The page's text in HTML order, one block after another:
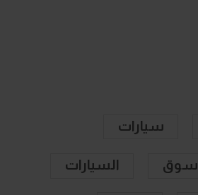
سيارات
سوق السيارات